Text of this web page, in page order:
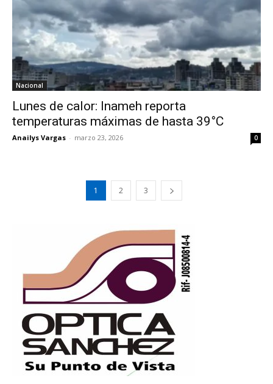
Nacional
Lunes de calor: Inameh reporta
temperaturas máximas de hasta 39°C
Anailys Vargas - marzo 23, 2026 0
1 2 3